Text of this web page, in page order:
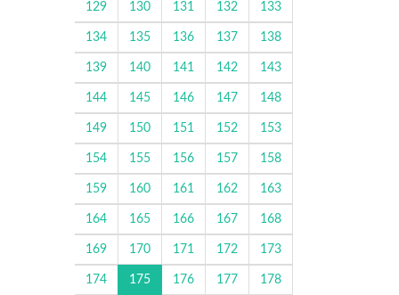
129 130 131 132 133
134 135 136 137 138
139 140 141 142 143
144 145 146 147 148
149 150 151 152 153
154 155 156 157 158
159 160 161 162 163
164 165 166 167 168
169 170 171 172 173
174 175 176 177 178